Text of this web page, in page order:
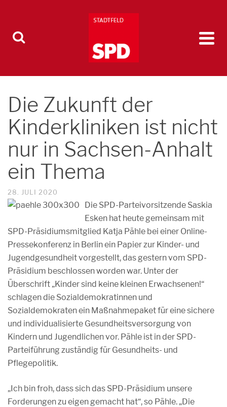
Die Zukunft der
Kinderkliniken ist nicht
nur in Sachsen-Anhalt
ein Thema
28. JULI 2020
Die SPD-Parteivorsitzende Saskia
Esken hat heute gemeinsam mit
SPD-Präsidiumsmitglied Katja Pähle bei einer Online-
Pressekonferenz in Berlin ein Papier zur Kinder- und
Jugendgesundheit vorgestellt, das gestern vom SPD-
Präsidium beschlossen worden war. Unter der
Überschrift „Kinder sind keine kleinen Erwachsenen!“
schlagen die Sozialdemokratinnen und
Sozialdemokraten ein Maßnahmepaket für eine sichere
und individualisierte Gesundheitsversorgung von
Kindern und Jugendlichen vor. Pähle ist in der SPD-
Parteiführung zuständig für Gesundheits- und
Pflegepolitik.
„Ich bin froh, dass sich das SPD-Präsidium unsere
Forderungen zu eigen gemacht hat“, so Pähle. „Die